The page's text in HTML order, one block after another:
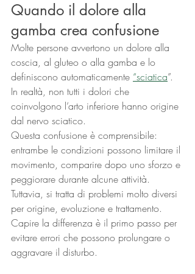
Quando il dolore alla
gamba crea confusione
Molte persone avvertono un dolore alla
coscia, al gluteo o alla gamba e lo
definiscono automaticamente “sciatica”.
In realtà, non tutti i dolori che
coinvolgono l’arto inferiore hanno origine
dal nervo sciatico.
Questa confusione è comprensibile:
entrambe le condizioni possono limitare il
movimento, comparire dopo uno sforzo e
peggiorare durante alcune attività.
Tuttavia, si tratta di problemi molto diversi
per origine, evoluzione e trattamento.
Capire la differenza è il primo passo per
evitare errori che possono prolungare o
aggravare il disturbo.